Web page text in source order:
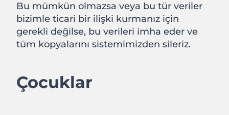
Bu mümkün olmazsa veya bu tür veriler
bizimle ticari bir ilişki kurmanız için
gerekli değilse, bu verileri imha eder ve
tüm kopyalarını sistemimizden sileriz.
Çocuklar